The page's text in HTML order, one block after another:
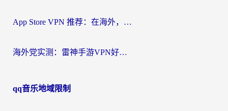
App Store VPN 推荐：在海外，如何找回那扇回家的“任意门”？
海外党实测：雷神手游VPN好用吗？和闪电VPN对比哪个回国效果更好？附小众工具深度测评
qq音乐地域限制